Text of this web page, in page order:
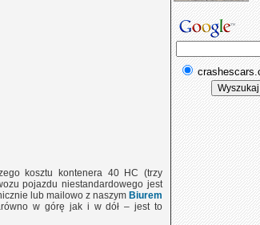
kosztu kontenera 40 HC (trzy
pojazdu niestandardowego jest
lub mailowo z naszym Biurem
w górę jak i w dół – jest to